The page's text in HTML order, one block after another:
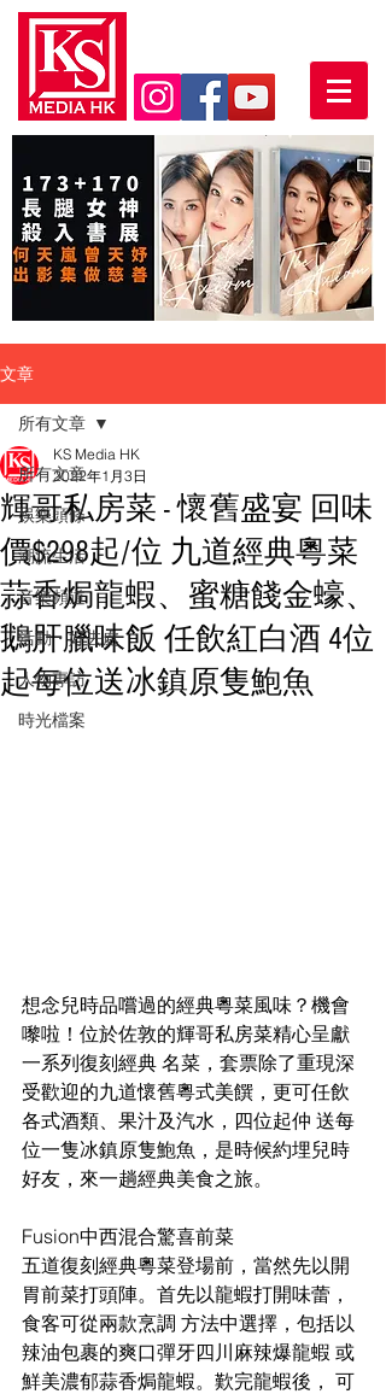
文章
所有文章
娛樂頭條
潮流生活
音樂頻道
活動・好去處
人物專訪
時光檔案
所有文章
輝哥私房菜 - 懷舊盛宴 回味
價$298起/位 九道經典粵菜
蒜香焗龍蝦、蜜糖餞金蠔、
鵝肝臘味飯 任飲紅白酒 4位
起每位送冰鎮原隻鮑魚
KS Media HK
2022年1月3日
想念兒時品嚐過的經典粵菜風味？機會
嚟啦！位於佐敦的輝哥私房菜精心呈獻
一系列復刻經典 名菜，套票除了重現深
受歡迎的九道懷舊粵式美饌，更可任飲
各式酒類、果汁及汽水，四位起仲 送每
位一隻冰鎮原隻鮑魚，是時候約埋兒時
好友，來一趟經典美食之旅。
Fusion中西混合驚喜前菜
五道復刻經典粵菜登場前，當然先以開
胃前菜打頭陣。首先以龍蝦打開味蕾，
食客可從兩款烹調 方法中選擇，包括以
辣油包裹的爽口彈牙四川麻辣爆龍蝦 或
鮮美濃郁蒜香焗龍蝦。歎完龍蝦後， 可